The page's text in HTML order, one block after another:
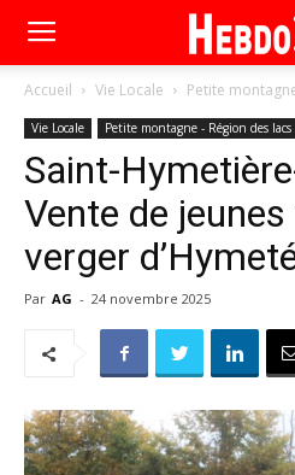
Accueil Vie Locale Petite
Vie Locale Petite montagne - Région des lacs
Saint-
Vente de
verger
Par AG - 24 novembre 2025